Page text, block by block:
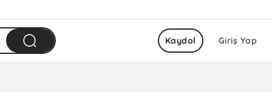
Giriş Yap
Kaydol